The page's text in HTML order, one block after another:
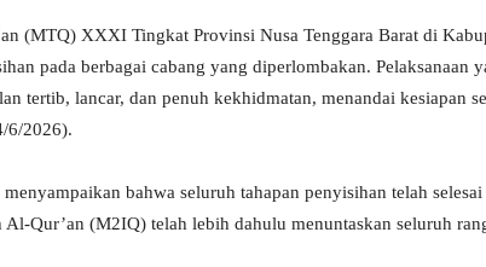
(MTQ) XXXI Tingkat Provinsi Nusa Tenggara Barat di
pada berbagai cabang yang diperlombakan. Pelaksanaan
tertib, lancar, dan penuh kekhidmatan, menandai kesiapan
6/2026).
bahwa seluruh tahapan penyisihan telah selesai
Qur’an (M2IQ) telah lebih dahulu menuntaskan seluruh